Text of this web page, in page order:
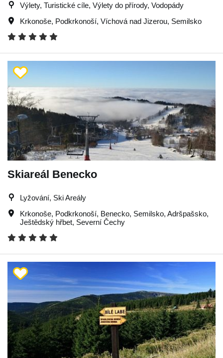
Výlety, Turistické cíle, Výlety do přírody, Vodopády
Krkonoše, Podkrkonoší, Víchová nad Jizerou, Semilsko
Skiareál Benecko
Lyžování, Ski Areály
Krkonoše, Podkrkonoší, Benecko, Semilsko, Adršpašsko,
Ještědský hřbet, Severní Čechy